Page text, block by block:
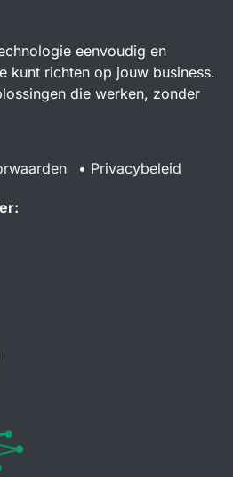
eenvoudig en
kunt richten op jouw business.
die werken, zonder
• Privacybeleid